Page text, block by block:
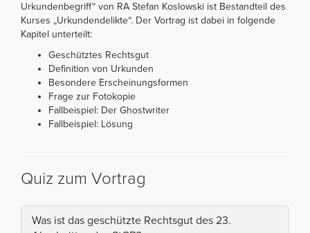
Urkundenbegriff“ von RA Stefan Koslowski ist Bestandteil des
Kurses „Urkundendelikte“. Der Vortrag ist dabei in folgende
Kapitel unterteilt:
Geschütztes Rechtsgut
Definition von Urkunden
Besondere Erscheinungsformen
Frage zur Fotokopie
Fallbeispiel: Der Ghostwriter
Fallbeispiel: Lösung
Quiz zum Vortrag
Was ist das geschützte Rechtsgut des 23.